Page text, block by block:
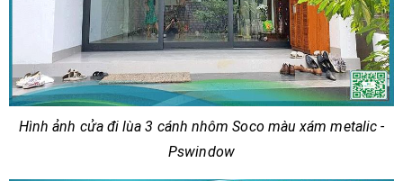
Hình ảnh cửa đi lùa 3 cánh nhôm Soco màu xám metalic -
Pswindow